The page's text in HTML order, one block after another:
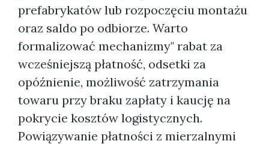
prefabrykatów lub rozpoczęciu montażu
oraz saldo po odbiorze. Warto
formalizować mechanizmy" rabat za
wcześniejszą płatność, odsetki za
opóźnienie, możliwość zatrzymania
towaru przy braku zapłaty i kaucję na
pokrycie kosztów logistycznych.
Powiązywanie płatności z mierzalnymi